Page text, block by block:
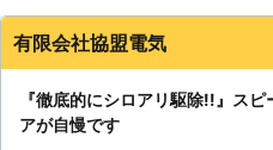
ービ
【シ
土
が一
当さんはとても感じの良い人で
いました。丁寧な説明で今後の
埼玉県 さいたま市中央区
有限会社協盟電気
『徹底的にシロアリ駆除!!』ス
アが自慢です